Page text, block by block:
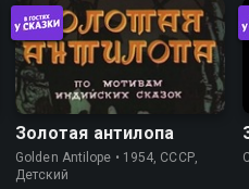
Золотая антилопа
Golden Antilope • 1954, СССР,
Детский